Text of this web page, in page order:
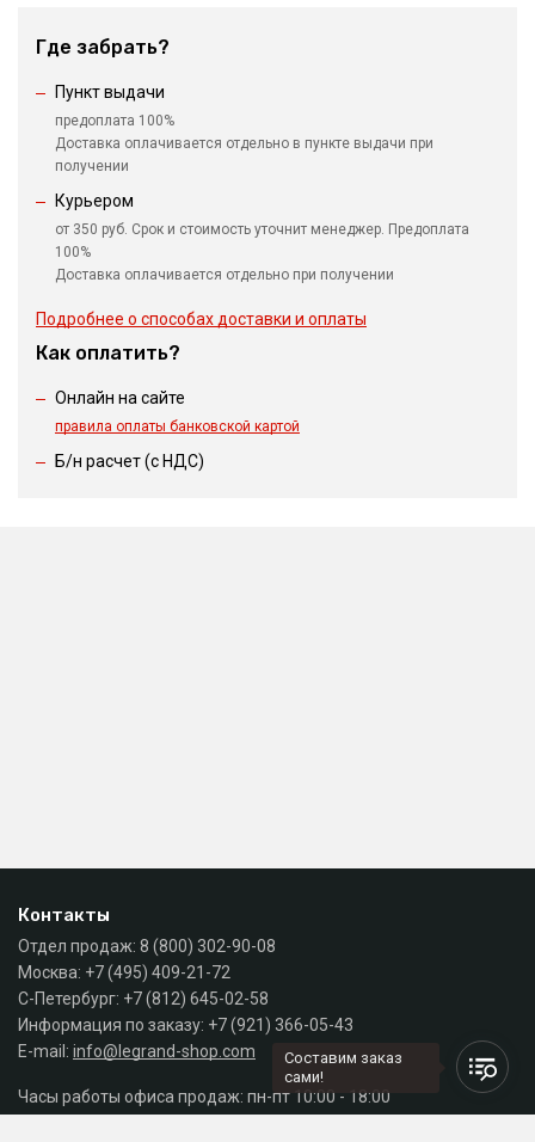
Где забрать?
Пункт выдачи
предоплата 100%
Доставка оплачивается отдельно в пункте выдачи при
получении
Курьером
от 350 руб. Срок и стоимость уточнит менеджер. Предоплата
100%
Доставка оплачивается отдельно при получении
Подробнее о способах доставки и оплаты
Как оплатить?
Онлайн на сайте
правила оплаты банковской картой
Б/н расчет (c НДС)
Контакты
Отдел продаж: 8 (800) 302-90-08
Москва: +7 (495) 409-21-72
С-Петербург: +7 (812) 645-02-58
Информация по заказу: +7 (921) 366-05-43
E-mail: info@legrand-shop.com
Часы работы офиса продаж: пн-пт 10:00 - 18:00
Составим заказ
сами!